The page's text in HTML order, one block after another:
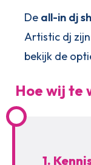
De all-in dj
Artistic dj
bekijk de
Hoe wij te
1.